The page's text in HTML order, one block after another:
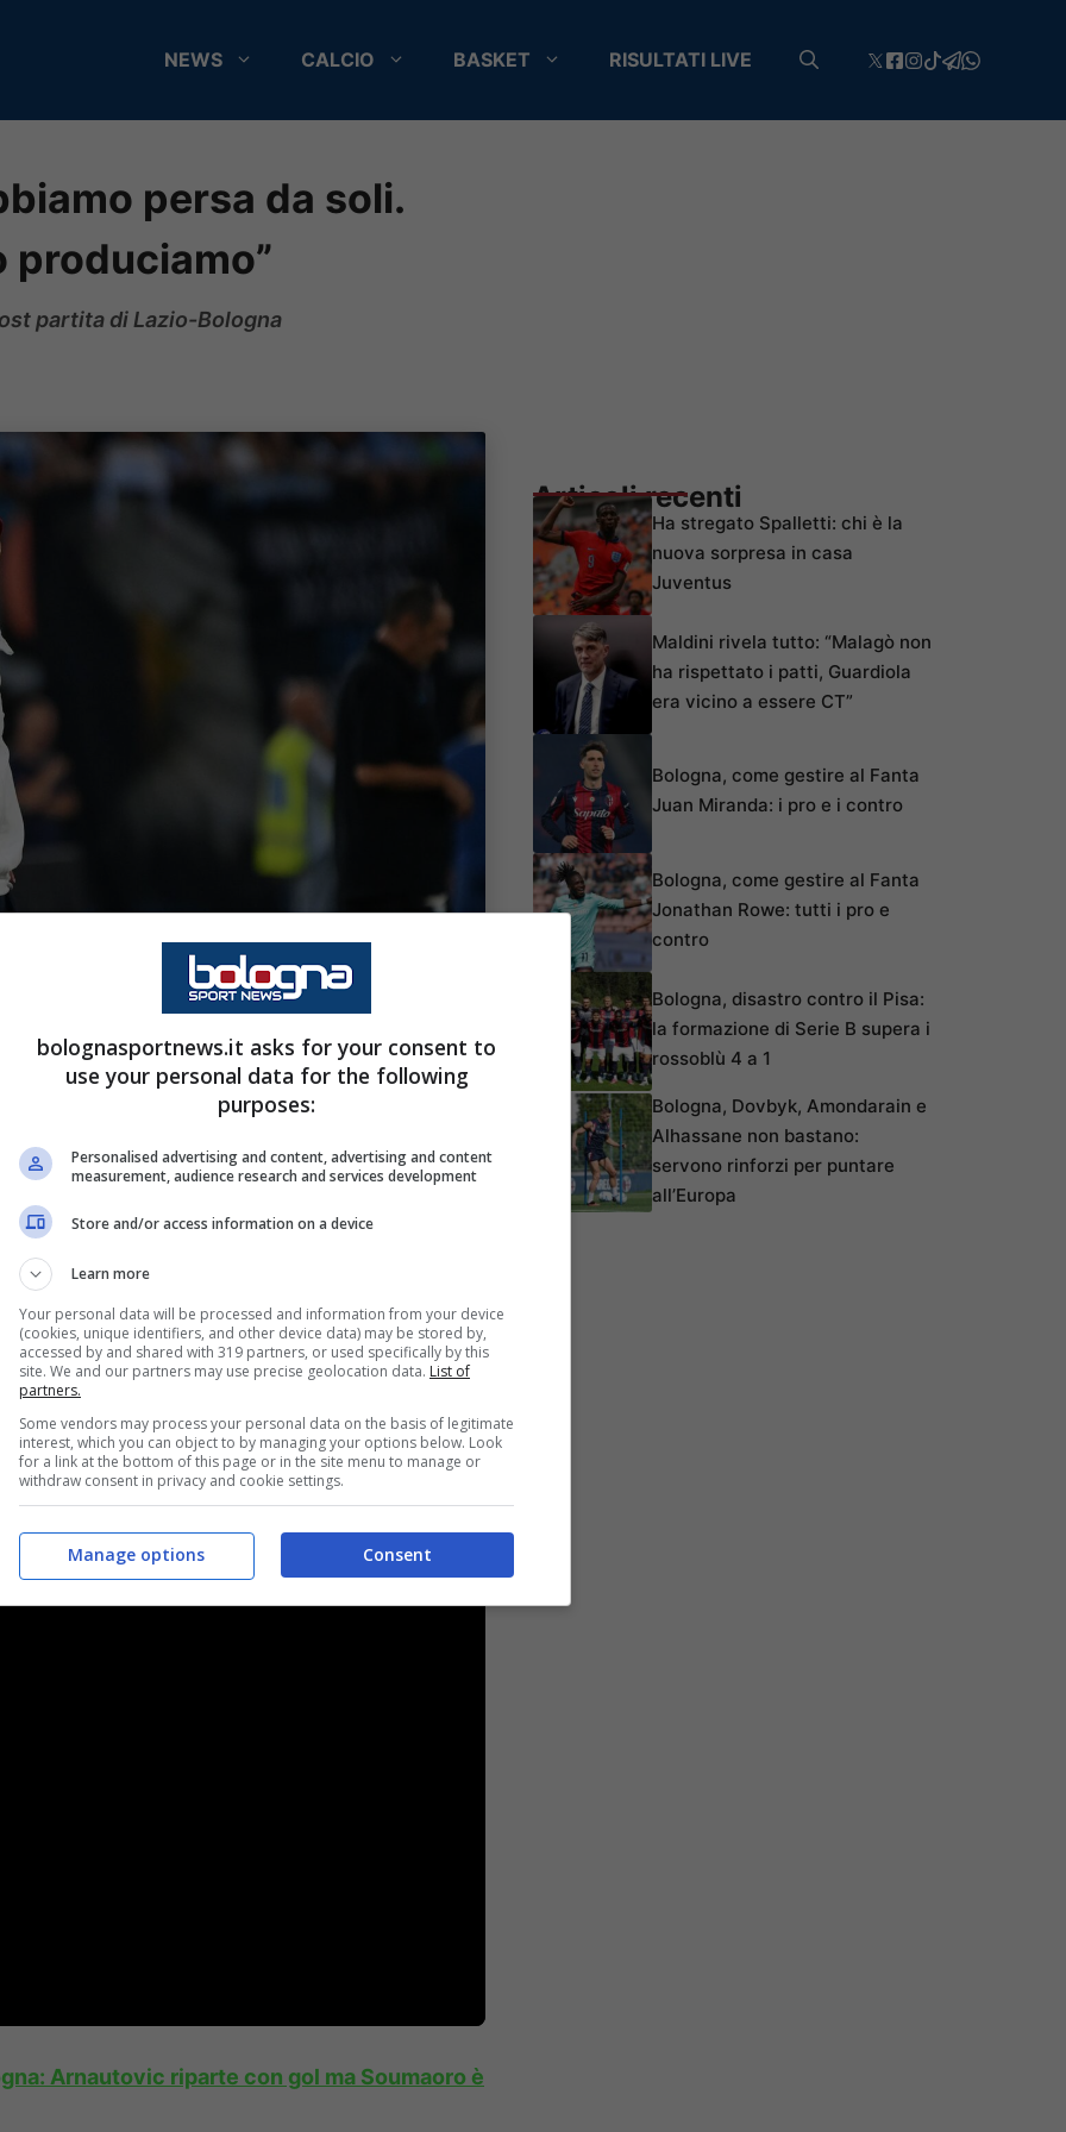
NEWS CALCIO BASKET RISULTATI LIVE
persa da soli.
produciamo”
partita di Lazio-Bologna
sconfitta di oggi:
abbiamo iniziato a prendere ammonizioni
Abbiamo anche avuto due occasioni
0, poi l’abbiamo persa ed è un vero peccato,
chiusa nel primo tempo. Rimane il
a quel che produciamo”.
Arnautovic riparte con gol ma Soumaoro è
Articoli recenti
Ha stregato Spalletti: chi è la
nuova sorpresa in casa
Juventus
Maldini rivela tutto: “Malagò non
ha rispettato i patti, Guardiola
era vicino a essere CT”
Bologna, come gestire al Fanta
Juan Miranda: i pro e i contro
Bologna, come gestire al Fanta
Jonathan Rowe: tutti i pro e
contro
Bologna, disastro contro il Pisa:
la formazione di Serie B supera i
rossoblù 4 a 1
Bologna, Dovbyk, Amondarain e
Alhassane non bastano:
servono rinforzi per puntare
all’Europa
bolognasportnews.it asks for your consent to
use your personal data for the following
purposes:
Personalised advertising and content, advertising and content
measurement, audience research and services development
Store and/or access information on a device
Learn more
Your personal data will be processed and information from your device
(cookies, unique identifiers, and other device data) may be stored by,
accessed by and shared with 319 partners, or used specifically by this
site. We and our partners may use precise geolocation data. List of
partners.
Some vendors may process your personal data on the basis of legitimate
interest, which you can object to by managing your options below. Look
for a link at the bottom of this page or in the site menu to manage or
withdraw consent in privacy and cookie settings.
Consent
Manage options